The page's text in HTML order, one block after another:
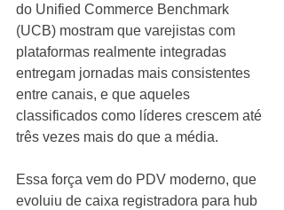
do Unified Commerce Benchmark
(UCB) mostram que varejistas com
plataformas realmente integradas
entregam jornadas mais consistentes
entre canais, e que aqueles
classificados como líderes crescem até
três vezes mais do que a média.
Essa força vem do PDV moderno, que
evoluiu de caixa registradora para hub